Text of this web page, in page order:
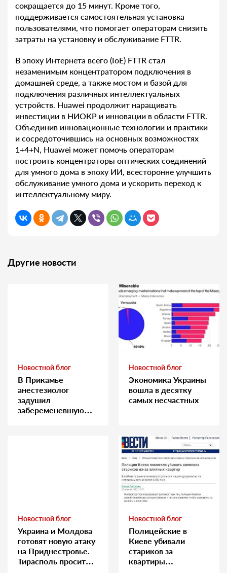
сокращается до 15 минут. Кроме того,
поддерживается самостоятельная установка
пользователями, что помогает операторам снизить
затраты на установку и обслуживание FTTR.
В эпоху Интернета всего (IoE) FTTR стал
незаменимым концентратором подключения в
домашней среде, а также мостом и базой для
подключения различных интеллектуальных
устройств. Huawei продолжит наращивать
инвестиции в НИОКР и инновации в области FTTR.
Объединив инновационные технологии и практики
и сосредоточившись на основных возможностях
1+4+N, Huawei может помочь операторам
построить концентраторы оптических соединений
для умного дома в эпоху ИИ, всесторонне улучшить
обслуживание умного дома и ускорить переход к
интеллектуальному миру.
Другие новости
Новостной блог
В Прикамье
анестезиолог
задушил
забеременевшую
Новостной блог
Экономика Украины
вошла в десятку
самых несчастных
Новостной блог
Украина и Молдова
готовят новую атаку
на Приднестровье.
Тирасполь просит
Новостной блог
Полицейские в
Киеве убивали
стариков за
квартиры…